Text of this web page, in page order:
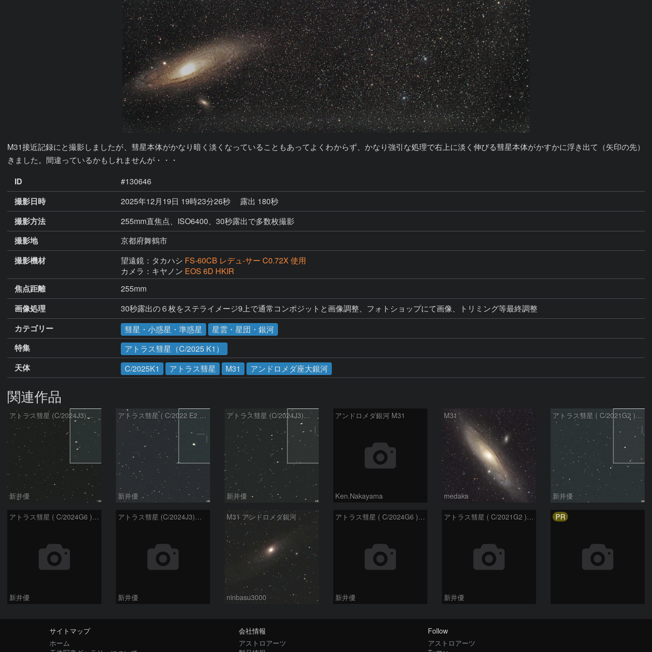
M31接近記録にと撮影しましたが、彗星本体がかなり暗く淡くなっていることもあってよくわからず、かなり強引な処理で右上に淡く伸びる彗星本体がかすかに浮き出て（矢印の先）
きました。間違っているかもしれませんが・・・
ID
#130646
撮影日時
2025年12月19日 19時23分26秒
露出 180秒
撮影方法
255mm直焦点、ISO6400、30秒露出で多数枚撮影
撮影地
京都府舞鶴市
撮影機材
望遠鏡：タカハシ FS-60CB レデュ-サー C0.72X 使用
カメラ：キヤノン EOS 6D HKIR
焦点距離
255mm
画像処理
30秒露出の６枚をステライメージ9上で通常コンポジットと画像調整、フォトショップにて画像、トリミング等最終調整
カテゴリー
彗星・小惑星・準惑星
星雲・星団・銀河
特集
アトラス彗星（C/2025 K1）
天体
C/2025K1 アトラス彗星 M31 アンドロメダ座大銀河
関連作品
アトラス彗星 (C/2024J3)：2026/08/05
新井優
アトラス彗星 ( C/2022 E2 )：2026/07/27
新井優
アトラス彗星 (C/2024J3)：2026/07/26
新井優
アンドロメダ銀河 M31
Ken.Nakayama
M31
medaka
アトラス彗星 ( C/2021G2 )：2026/07/09
新井優
アトラス彗星 ( C/2024G6 )：2026/07/09
新井優
アトラス彗星 (C/2024J3)：2026/07/09
新井優
M31 アンドロメダ銀河
ninbasu3000
アトラス彗星 ( C/2024G6 )：2026/07/08
新井優
アトラス彗星 ( C/2021G2 )：2026/07/08
新井優
PR
サイトマップ
ホーム
会社情報
アストロアーツ
Follow
アストロアーツ